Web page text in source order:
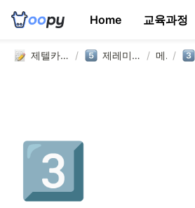
제텔카스텐 연구소 / 제레미의 메모상자 / 메모/
3️⃣
Home 교육과정